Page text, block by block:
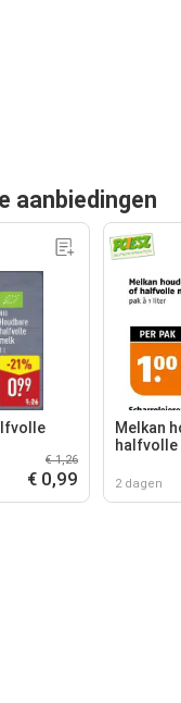
aanbiedingen
€ 1,26
€ 0,99
Melkan
halfvolle
2 dagen